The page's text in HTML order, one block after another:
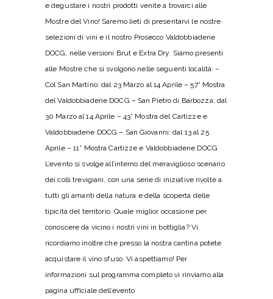
e degustare i nostri prodotti venite a trovarci alle
Mostre del Vino! Saremo lieti di presentarvi le nostre
selezioni di vini e il nostro Prosecco Valdobbiadene
DOCG, nelle versioni Brut e Extra Dry. Siamo presenti
alle Mostre che si svolgono nelle seguenti località: –
Col San Martino: dal 23 Marzo al 14 Aprile – 57° Mostra
del Valdobbiadene DOCG – San Pietro di Barbozza: dal
30 Marzo al 14 Aprile – 43° Mostra del Cartizze e
Valdobbiadene DOCG – San Giovanni: dal 13 al 25
Aprile – 11° Mostra Cartizze e Valdobbiadene DOCG
L’evento si svolge all’interno del meraviglioso scenario
dei colli trevigiani, con una serie di iniziative rivolte a
tutti gli amanti della natura e della scoperta delle
tipicità del territorio. Quale miglior occasione per
conoscere da vicino i nostri vini in bottiglia? Vi
ricordiamo inoltre che presso la nostra cantina potete
acquistare il vino sfuso. Vi aspettiamo! Per
informazioni sul programma completo vi rinviamo alla
pagina ufficiale dell’evento